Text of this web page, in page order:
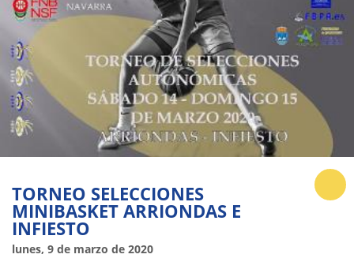
TORNEO SELECCIONES
MINIBASKET ARRIONDAS E
INFIESTO
lunes, 9 de marzo de 2020